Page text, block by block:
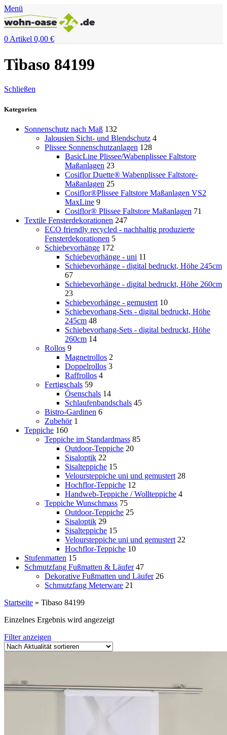
Menü
0Artikel 0,00 €
Tibaso 84199
Schließen
Kategorien
Sonnenschutz nach Maß 132
Jalousien Sicht- und Blendschutz 4
Plissee Sonnenschutzanlagen 128
BasicLine Plissee/Wabenplissee Faltstore
Maßanlagen 23
Cosiflor Duette® Wabenplissee Faltstore-
Maßanlagen 25
Cosiflor®Plissee Faltstore Maßanlagen VS2
MaxLine 9
Cosiflor® Plissee Faltstore Maßanlagen 71
Textile Fensterdekorationen 247
ECO friendly recycled - nachhaltig produzierte
Fensterdekorationen 5
Schiebevorhänge 172
Schiebevorhänge - uni 11
Schiebevorhänge - digital bedruckt, Höhe 245cm
67
Schiebevorhänge - digital bedruckt, Höhe 260cm
23
Schiebevorhänge - gemustert 10
Schiebevorhang-Sets - digital bedruckt, Höhe
245cm 48
Schiebevorhang-Sets - digital bedruckt, Höhe
260cm 14
Rollos 9
Magnetrollos 2
Doppelrollos 3
Raffrollos 4
Fertigschals 59
Ösenschals 14
Schlaufenbandschals 45
Bistro-Gardinen 6
Zubehör 1
Teppiche 160
Teppiche im Standardmass 85
Outdoor-Teppiche 20
Sisaloptik 22
Sisalteppiche 15
Veloursteppiche uni und gemustert 28
Hochflor-Teppiche 12
Handweb-Teppiche / Wollteppiche 4
Teppiche Wunschmass 75
Outdoor-Teppiche 25
Sisaloptik 29
Sisalteppiche 15
Veloursteppiche uni und gemustert 22
Hochflor-Teppiche 10
Stufenmatten 15
Schmutzfang Fußmatten & Läufer 47
Dekorative Fußmatten und Läufer 26
Schmutzfang Meterware 21
Startseite » Tibaso 84199
Einzelnes Ergebnis wird angezeigt
Filter anzeigen